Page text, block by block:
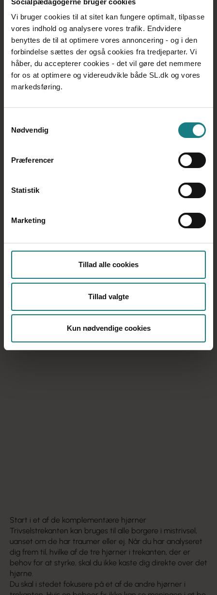
Vi bruger cookies til at sitet kan fungere optimalt, tilpasse
vores indhold og analysere vores trafik. Endvidere
benyttes de til at optimere vores annoncering - og i den
forbindelse sættes der også cookies fra tredjeparter. Vi
håber, du accepterer cookies - det vil gøre det nemmere
for os at optimere og videreudvikle både SL.dk og vores
markedsføring.
Nødvendig
Præferencer
Statistik
Marketing
Tillad alle cookies
Tillad valgte
Kun nødvendige cookies
Trivselstrekanten har tre hjørner, som der helst skal være
balance imellem for at man kan trives: Mening, Kontrol og
Samhørighed
Mening
LÆS OGSÅ: 3-trinsguide fra Susan Hart: Sådan
støtter du selvregulering
følelsesmæssige udviklingszone
Start i et af de komplementære hjørner
Trivselstrekanten kan bruges til alle borgere i mistrivsel,
uanset om de har traumer eller ej. Når du har analyseret
dig frem til, hvilke af de tre hjørner i trekanten, der er
behov for at styrke, skal du ikke kaste dig direkte over det
hjørne.
Du skal i stedet fokusere på et af de andre hjørner i